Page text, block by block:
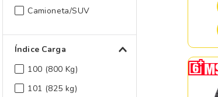
Índice Carga
100 (800 Kg)
101 (825 kg)
Camioneta/SUV